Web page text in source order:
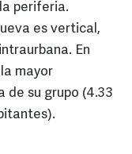
periferia.
es vertical,
En
mayor
su grupo (4.33